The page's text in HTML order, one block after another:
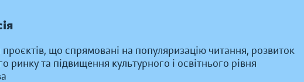
проєктів, що спрямовані на популяризацію читання, розвиток
ринку та підвищення культурного і освітнього рівня